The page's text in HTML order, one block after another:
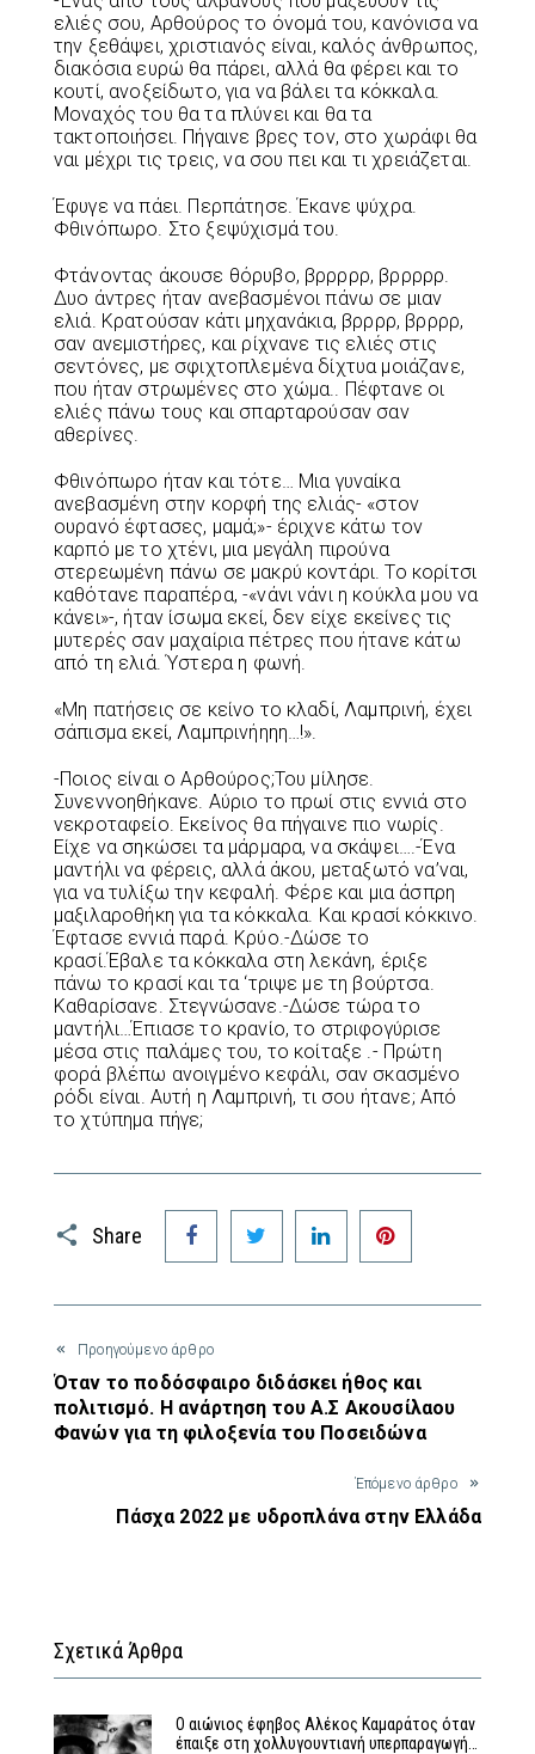
ελιές σου, Αρθούρος το όνομά του, κανόνισα να
την ξεθάψει, χριστιανός είναι, καλός άνθρωπος,
διακόσια ευρώ θα πάρει, αλλά θα φέρει και το
κουτί, ανοξείδωτο, για να βάλει τα κόκκαλα.
Μοναχός του θα τα πλύνει και θα τα
τακτοποιήσει. Πήγαινε βρες τον, στο χωράφι θα
ναι μέχρι τις τρεις, να σου πει και τι χρειάζεται.
Έφυγε να πάει. Περπάτησε. Έκανε ψύχρα.
Φθινόπωρο. Στο ξεψύχισμά του.
Φτάνοντας άκουσε θόρυβο, βρρρρρ, βρρρρρ.
Δυο άντρες ήταν ανεβασμένοι πάνω σε μιαν
ελιά. Κρατούσαν κάτι μηχανάκια, βρρρρ, βρρρρ,
σαν ανεμιστήρες, και ρίχνανε τις ελιές στις
σεντόνες, με σφιχτοπλεμένα δίχτυα μοιάζανε,
που ήταν στρωμένες στο χώμα.. Πέφτανε οι
ελιές πάνω τους και σπαρταρούσαν σαν
αθερίνες.
Φθινόπωρο ήταν και τότε… Μια γυναίκα
ανεβασμένη στην κορφή της ελιάς- «στον
ουρανό έφτασες, μαμά;»- έριχνε κάτω τον
καρπό με το χτένι, μια μεγάλη πιρούνα
στερεωμένη πάνω σε μακρύ κοντάρι. Το κορίτσι
καθότανε παραπέρα, -«νάνι νάνι η κούκλα μου να
κάνει»-, ήταν ίσωμα εκεί, δεν είχε εκείνες τις
μυτερές σαν μαχαίρια πέτρες που ήτανε κάτω
από τη ελιά. Ύστερα η φωνή.
«Μη πατήσεις σε κείνο το κλαδί, Λαμπρινή, έχει
σάπισμα εκεί, Λαμπρινήηηη…!».
-Ποιος είναι ο Αρθούρος;Του μίλησε.
Συνεννοηθήκανε. Αύριο το πρωί στις εννιά στο
νεκροταφείο. Εκείνος θα πήγαινε πιο νωρίς.
Είχε να σηκώσει τα μάρμαρα, να σκάψει….-Ένα
μαντήλι να φέρεις, αλλά άκου, μεταξωτό να’ναι,
για να τυλίξω την κεφαλή. Φέρε και μια άσπρη
μαξιλαροθήκη για τα κόκκαλα. Και κρασί κόκκινο.
Έφτασε εννιά παρά. Κρύο.-Δώσε το
κρασί.Έβαλε τα κόκκαλα στη λεκάνη, έριξε
πάνω το κρασί και τα ‘τριψε με τη βούρτσα.
Καθαρίσανε. Στεγνώσανε.-Δώσε τώρα το
μαντήλι…Έπιασε το κρανίο, το στριφογύρισε
μέσα στις παλάμες του, το κοίταξε .- Πρώτη
φορά βλέπω ανοιγμένο κεφάλι, σαν σκασμένο
ρόδι είναι. Αυτή η Λαμπρινή, τι σου ήτανε; Από
το χτύπημα πήγε;
Share
Facebook Twitter LinkedIn
Προηγούμενο άρθρο
Όταν το ποδόσφαιρο διδάσκει ήθος και
πολιτισμό. Η ανάρτηση του Α.Σ Ακουσίλαου
Φανών για τη φιλοξενία του Ποσειδώνα
Έπόμενο άρθρο
Πάσχα 2022 με υδροπλάνα στην Ελλάδα
Σχετικά Άρθρα
Ο αιώνιος έφηβος Αλέκος Καμαράτος όταν
έπαιξε στη χολλυγουντιανή υπερπαραγωγή…